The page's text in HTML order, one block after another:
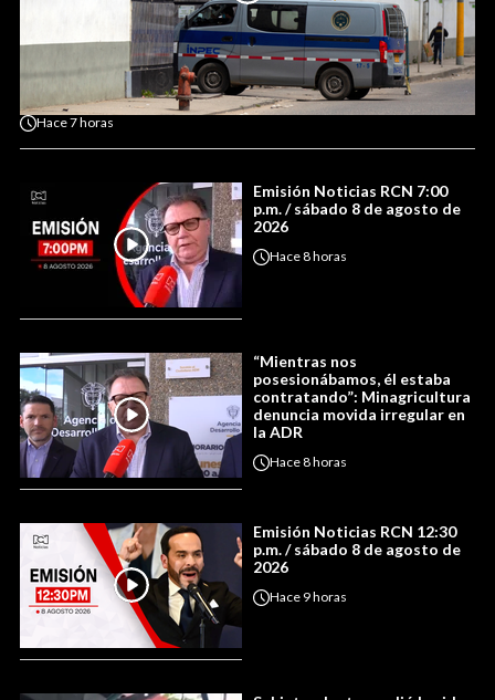
Hace7 horas
Emisión Noticias RCN 7:00
p.m. / sábado 8 de agosto de
2026
Hace8 horas
“Mientras nos
posesionábamos, él estaba
contratando”: Minagricultura
denuncia movida irregular en
la ADR
Hace8 horas
Emisión Noticias RCN 12:30
p.m. / sábado 8 de agosto de
2026
Hace 9 horas